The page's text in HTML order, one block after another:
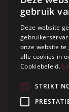
gebruik
Deze website
onze website
alle cookies in
Cookiebeleid.
STRIKT